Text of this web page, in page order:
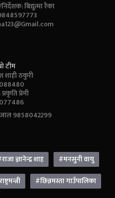
बिद्युत्मा रैका
टीम
शाही ठकुरी
प्रेमी
9858042299
ज्ञानेन्द्र शाह
#मनसुनी वायु
#छिन्नमस्ता गाउँपालिका